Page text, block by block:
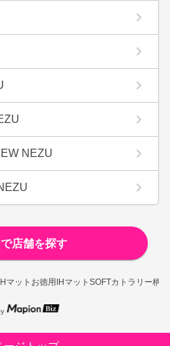
マットお徳用IHマットSOFTカトラリー柄
NEZU
店舗を探す